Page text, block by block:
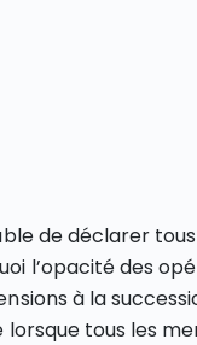
de déclarer
l’opacité des
à la
tous les